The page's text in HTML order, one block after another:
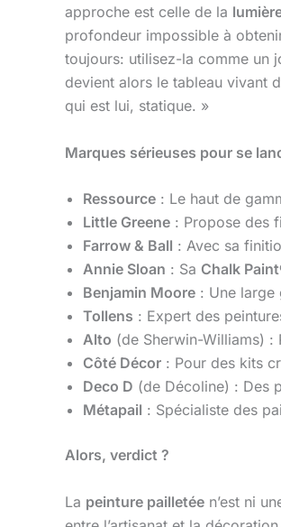
approche est celle de la
profondeur impossible à
toujours: utilisez-la comme un
devient alors le tableau vivant
qui est lui, statique. »
Marques sérieuses pour se
Ressource : Le haut de
Little Greene : Propose des
Farrow & Ball : Avec sa
Annie Sloan : Sa Chalk
Benjamin Moore : Une large
Tollens : Expert des
Alto (de Sherwin-Williams)
Côté Décor : Pour des kits
Deco D (de Décoline) : Des
Métapail : Spécialiste des
Alors, verdict ?
La peinture pailletée n’est ni